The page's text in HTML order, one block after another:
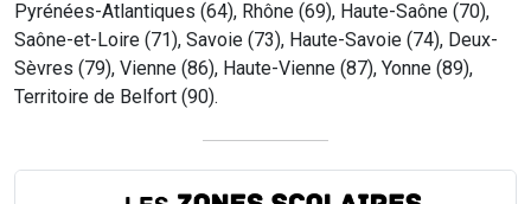
Pyrénées-Atlantiques (64), Rhône (69), Haute-Saône (70),
Saône-et-Loire (71), Savoie (73), Haute-Savoie (74), Deux-
Sèvres (79), Vienne (86), Haute-Vienne (87), Yonne (89),
Territoire de Belfort (90).